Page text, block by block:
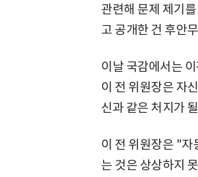
관련해 문제 제기
고 공개한 건 후안
이날 국감에서는
이 전 위원장은 자
신과 같은 처지가
이 전 위원장은 "자
는 것은 상상하지